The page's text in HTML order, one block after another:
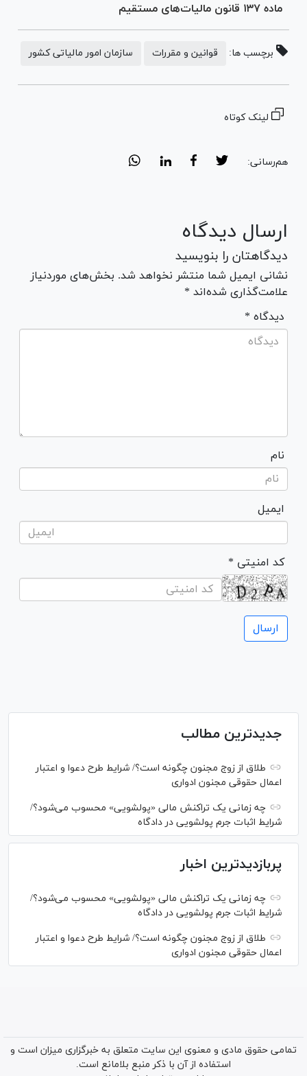
ماده ۱۳۷ قانون مالیات‌های مستقیم
برچسب ها: قوانین و مقررات سازمان امور مالیاتی کشور
لینک کوتاه
هم‌رسانی:
ارسال دیدگاه
دیدگاهتان را بنویسید
نشانی ایمیل شما منتشر نخواهد شد. بخش‌های موردنیاز
علامت‌گذاری شده‌اند *
* دیدگاه
نام
ایمیل
* کد امنیتی
جدیدترین مطالب
طلاق از زوج مجنون چگونه است؟/ شرایط طرح دعوا و اعتبار
اعمال حقوقی مجنون ادواری
چه زمانی یک تراکنش مالی «پولشویی» محسوب می‌شود؟/
شرایط اثبات جرم پولشویی در دادگاه
پربازدیدترین اخبار
چه زمانی یک تراکنش مالی «پولشویی» محسوب می‌شود؟/
شرایط اثبات جرم پولشویی در دادگاه
طلاق از زوج مجنون چگونه است؟/ شرایط طرح دعوا و اعتبار
اعمال حقوقی مجنون ادواری
تمامی حقوق مادی و معنوی این سایت متعلق به خبرگزاری میزان است و
استفاده از آن با ذکر منبع بلامانع است.